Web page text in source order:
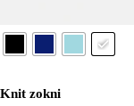
Knit zokni